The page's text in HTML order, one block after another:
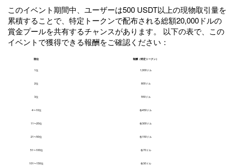
このイベント期間中、ユーザーは500 USDT以上の現物取引量を
累積することで、特定トークンで配布される総額20,000ドルの
賞金プールを共有するチャンスがあります。 以下の表で、この
イベントで獲得できる報酬をご確認ください：
順位 報酬（特定トークン）
1位 1,000ドル
2位 800ドル
3位 550ドル
4〜10位 各450ドル
11〜20位 各300ドル
21〜50位 各150ドル
51〜100位 各70ドル
101〜150位 各30ドル